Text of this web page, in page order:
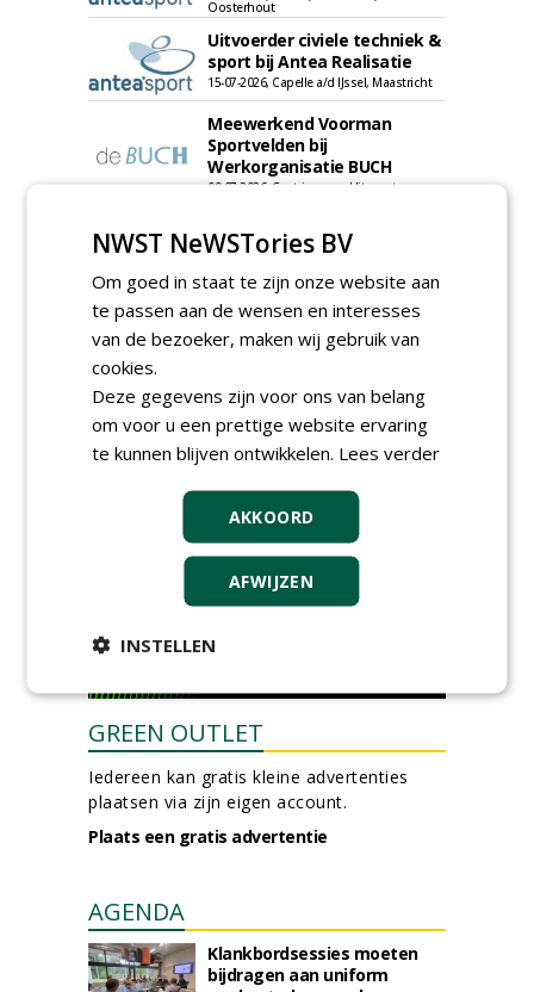
Oosterhout
Uitvoerder civiele techniek &
sport bij Antea Realisatie
15-07-2026, Capelle a/d IJssel, Maastricht
Meewerkend Voorman
Sportvelden bij
Werkorganisatie BUCH
09-07-2026, Castricum en Uitgeest
magazijnmedewerker
Nederland B.V.
06-08-2026, Ven Zelderheide
Groeiplaats specialist bij
Boominspecteur bij
Boomtotaalzorg24-40 uur
30-07-2026, Schalkwijk
meer Groene Banen
GREEN OUTLET
Iedereen kan gratis kleine advertenties
plaatsen via zijn eigen account.
Plaats een gratis advertentie
AGENDA
Klankbordsessies moeten
bijdragen aan uniform
NWST NeWSTories BV
Om goed in staat te zijn onze website aan
te passen aan de wensen en interesses
van de bezoeker, maken wij gebruik van
cookies.
Deze gegevens zijn voor ons van belang
om voor u een prettige website ervaring
te kunnen blijven ontwikkelen. Lees verder
AKKOORD
AFWIJZEN
INSTELLEN